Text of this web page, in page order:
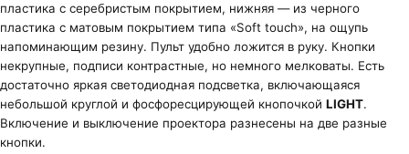
пластика с серебристым покрытием, нижняя — из черного
пластика с матовым покрытием типа «Soft touch», на ощупь
напоминающим резину. Пульт удобно ложится в руку. Кнопки
некрупные, подписи контрастные, но немного мелковаты. Есть
достаточно яркая светодиодная подсветка, включающаяся
небольшой круглой и фосфоресцирующей кнопочкой LIGHT.
Включение и выключение проектора разнесены на две разные
кнопки.